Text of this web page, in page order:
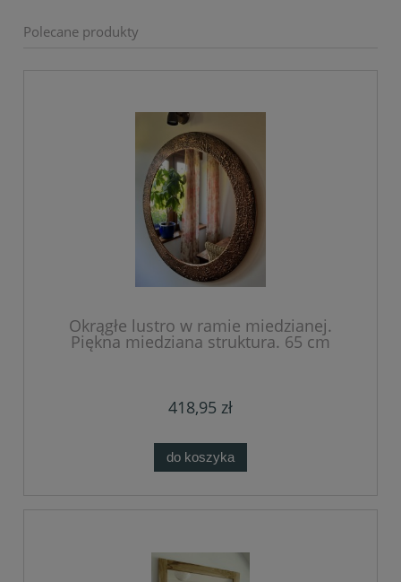
Polecane produkty
Okrągłe lustro w ramie miedzianej.
Piękna miedziana struktura. 65 cm
418,95 zł
do koszyka